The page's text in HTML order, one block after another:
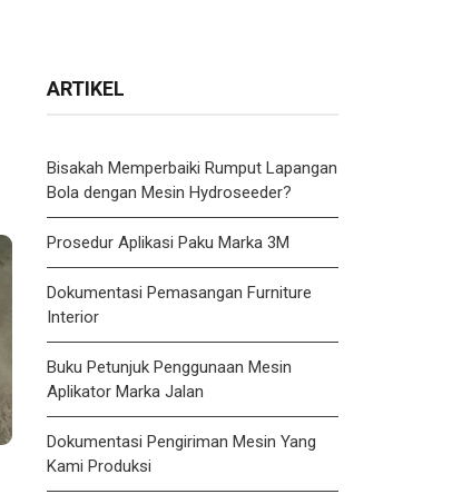
ARTIKEL
Bisakah Memperbaiki Rumput Lapangan
Bola dengan Mesin Hydroseeder?
Prosedur Aplikasi Paku Marka 3M
Dokumentasi Pemasangan Furniture
Interior
Buku Petunjuk Penggunaan Mesin
Aplikator Marka Jalan
Dokumentasi Pengiriman Mesin Yang
Kami Produksi